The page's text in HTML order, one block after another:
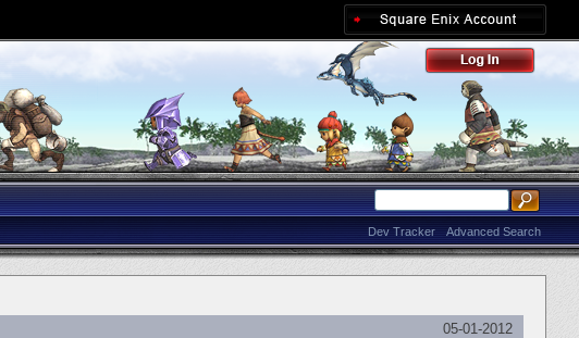
Advanced Search
Dev Tracker
05-01-2012